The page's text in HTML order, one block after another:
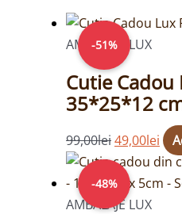
-51%
AMBALAJE LUX
Cutie Cadou
35*25*12
99,00lei
Prețul
inițial
a
fost:
99,00lei.
49,00lei
-48%
AMBALAJE LUX
Prețul
inițial
a